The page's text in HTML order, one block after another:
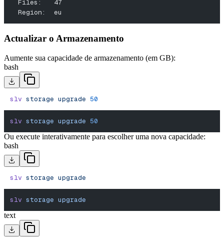
  Files:   47
  Region:  eu
Actualizar o Armazenamento
Aumente sua capacidade de armazenamento (em GB):
bash
slv storage upgrade 50
slv storage upgrade 50
Ou execute interativamente para escolher uma nova capacidade:
bash
slv storage upgrade
slv storage upgrade
text